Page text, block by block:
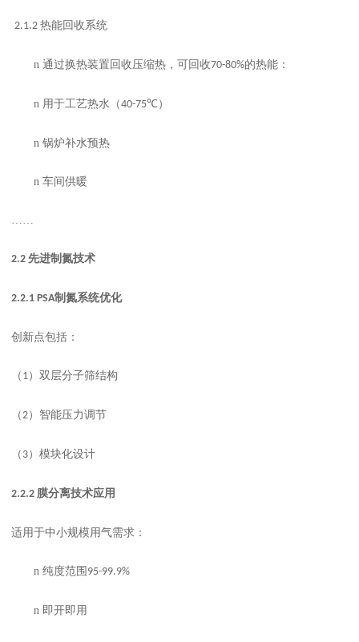
2.1.2 热能回收系统
n 通过换热装置回收压缩热，可回收70-80%的热能：
n 用于工艺热水（40-75℃）
n 锅炉补水预热
n 车间供暖
……
2.2 先进制氮技术
2.2.1 PSA制氮系统优化
创新点包括：
（ 1）双层分子筛结构
（2）智能压力调节
（ 3）模块化设计
2.2.2 膜分离技术应用
适用于中小规模用气需求：
n 纯度范围 95-99.9%
n 即开即用